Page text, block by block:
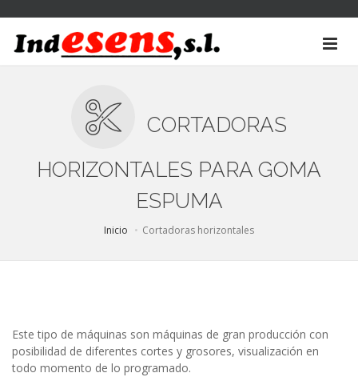
CORTADORAS
HORIZONTALES PARA GOMA
ESPUMA
Inicio Cortadoras horizontales
Este tipo de máquinas son máquinas de gran producción con
posibilidad de diferentes cortes y grosores, visualización en
todo momento de lo programado.